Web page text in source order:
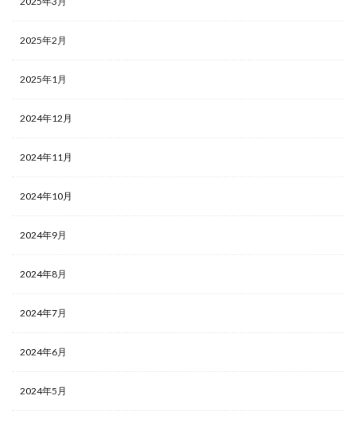
2025年2月
2025年1月
2024年12月
2024年11月
2024年10月
2024年9月
2024年8月
2024年7月
2024年6月
2024年5月